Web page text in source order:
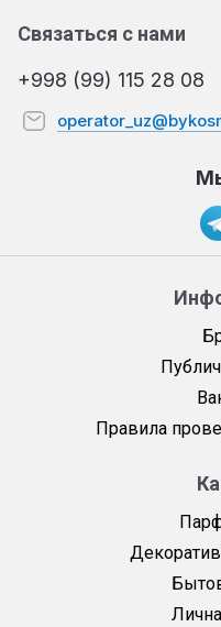
Правила
Связаться с нами
+998 (99) 115 28 08